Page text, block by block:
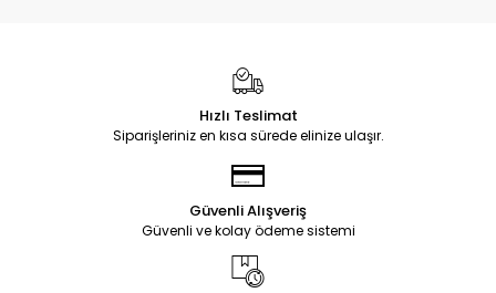
Hızlı Teslimat
Siparişleriniz en kısa sürede elinize ulaşır.
Güvenli Alışveriş
Güvenli ve kolay ödeme sistemi